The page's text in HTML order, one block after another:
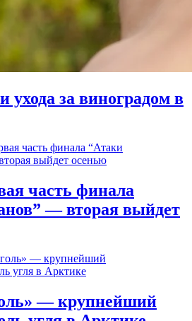
ухода за виноградом в
часть финала
— вторая выйдет
— крупнейший